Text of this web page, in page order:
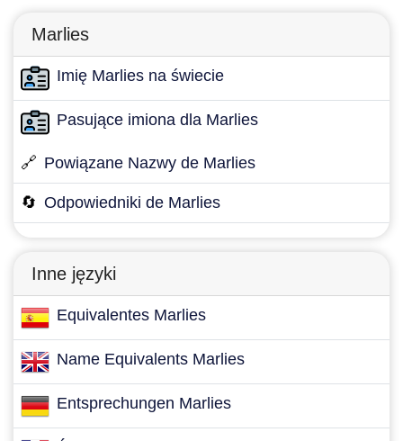
Marlies
Imię Marlies na świecie
Pasujące imiona dla Marlies
🔗 Powiązane Nazwy de Marlies
🔄 Odpowiedniki de Marlies
Inne języki
Equivalentes Marlies
Name Equivalents Marlies
Entsprechungen Marlies